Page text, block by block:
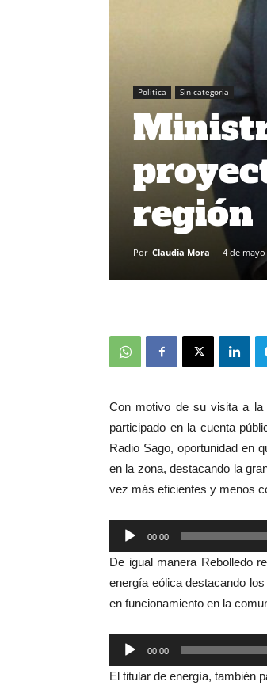
Política Sin categoría
región
Por Claudia Mora - 4 de
Con motivo de su visita a la
participado en la cuenta
Radio Sago, oportunidad en
en la zona, destacando la
vez más eficientes y menos
Reproductor
de
audio
00:00
De igual manera Rebolledo
energía eólica destacando
en funcionamiento en la
Reproductor
de
audio
00:00
El titular de energía, también